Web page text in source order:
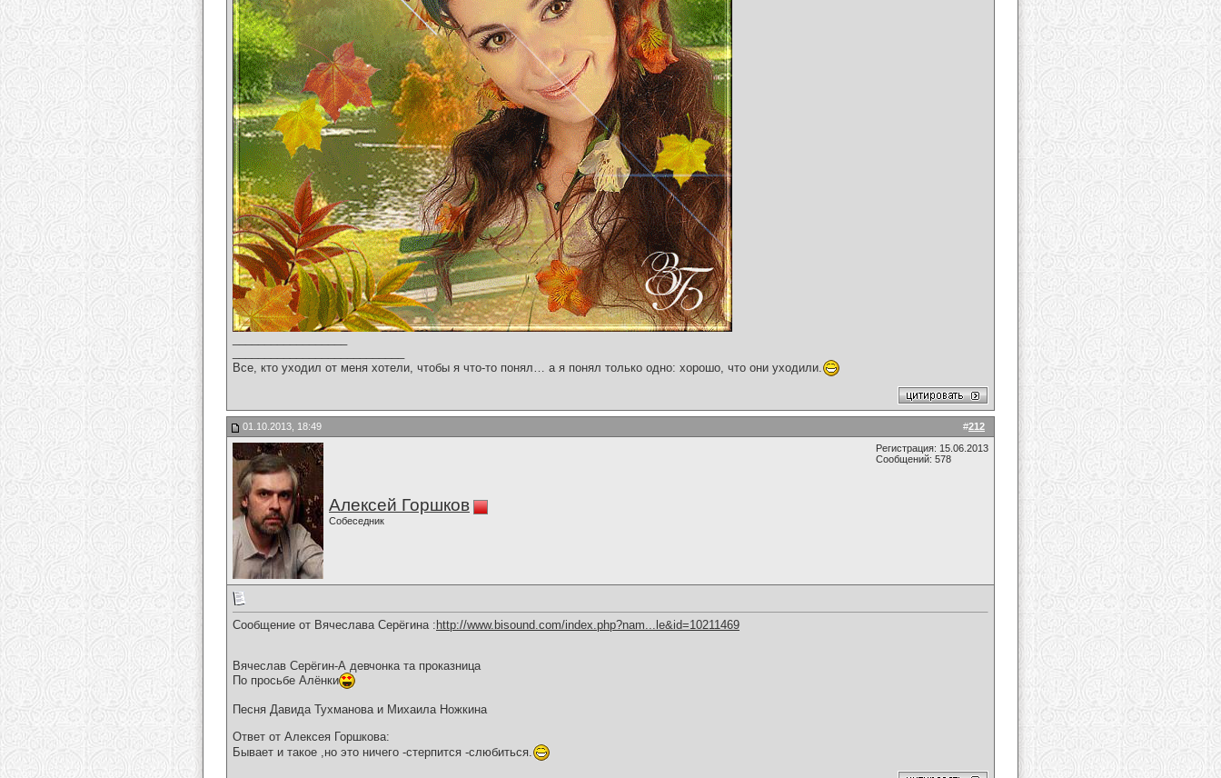
Все, кто уходил от меня хотели, чтобы я что-то понял… а я понял только одно: хорошо, что они уходили.
#212
01.10.2013, 18:49
Алексей Горшков
Собеседник
Регистрация: 15.06.2013
Сообщений: 578
Сообщение от Вячеслава Серёгина : http://www.bisound.com/index.php?nam...le&id=10211469
Вячеслав Серёгин-А девчонка та проказница
По просьбе Алёнки
Песня Давида Тухманова и Михаила Ножкина
Ответ от Алексея Горшкова:
Бывает и такое ,но это ничего -стерпится -слюбиться.